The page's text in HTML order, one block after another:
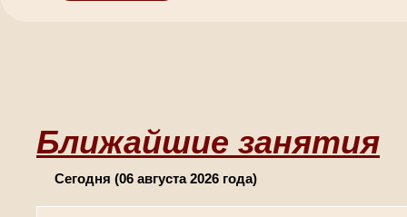
Ближайшие занятия
Сегодня (06 августа 2026 года)